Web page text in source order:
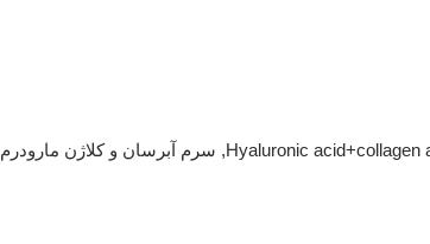
Hyaluronic acid+collagen
, سرم آبرسان و کلاژن مارودرم